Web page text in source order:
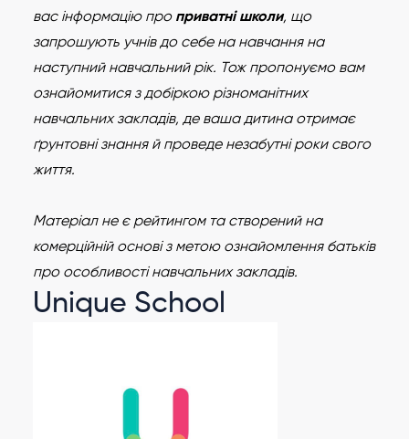
вас інформацію про приватні школи, що
запрошують учнів до себе на навчання на
наступний навчальний рік. Тож пропонуємо вам
ознайомитися з добіркою різноманітних
навчальних закладів, де ваша дитина отримає
ґрунтовні знання й проведе незабутні роки свого
життя.
Матеріал не є рейтингом та створений на
комерційній основі з метою ознайомлення батьків
про особливості навчальних закладів.
Unique School